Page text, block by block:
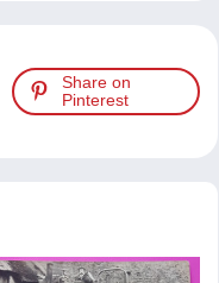
Share on
Pinterest